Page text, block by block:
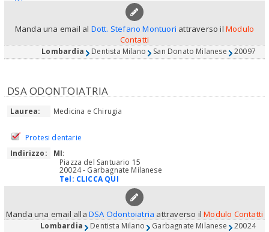
Manda una email al Dott. Stefano Montuori attraverso il Modulo
Contatti
Lombardia Dentista Milano San Donato Milanese 20097
DSA ODONTOIATRIA
Laurea: Medicina e Chirugia
Protesi dentarie
Indirizzo:
MI:
Piazza del Santuario 15
20024 - Garbagnate Milanese
Tel: CLICCA QUI
Manda una email allaDSA Odontoiatria attraverso ilModulo Contatti
Lombardia Dentista Milano Garbagnate Milanese 20024